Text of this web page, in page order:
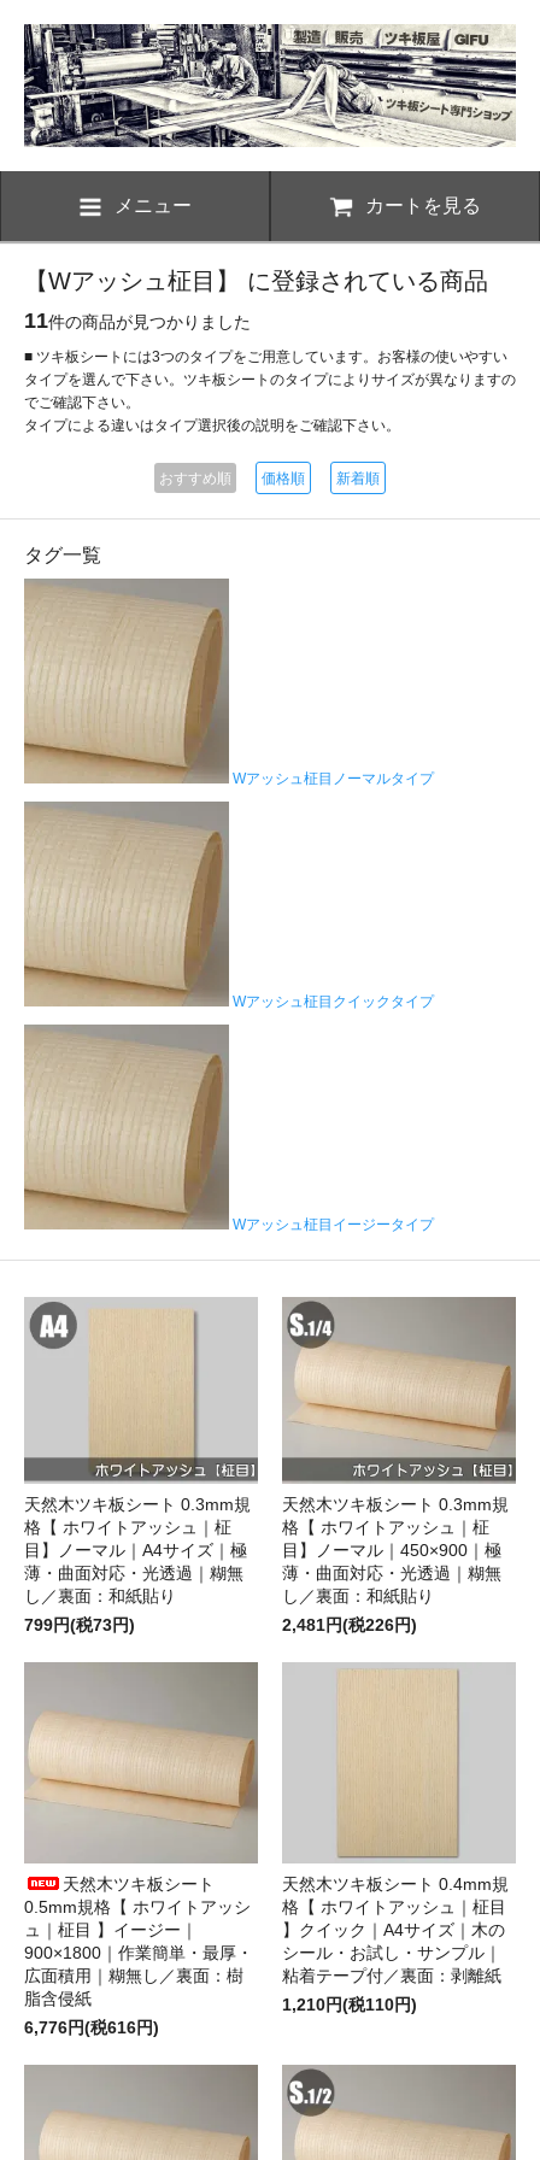
メニュー カートを見る
【Wアッシュ柾目】 に登録されている商品
11件の商品が見つかりました
■ ツキ板シートには3つのタイプをご用意しています。お客様の使いやすい
タイプを選んで下さい。ツキ板シートのタイプによりサイズが異なりますの
でご確認下さい。
タイプによる違いはタイプ選択後の説明をご確認下さい。
おすすめ順 価格順 新着順
タグ一覧
Wアッシュ柾目ノーマルタイプ
Wアッシュ柾目クイックタイプ
Wアッシュ柾目イージータイプ
天然木ツキ板シート 0.3mm規
格【 ホワイトアッシュ｜柾
目】ノーマル｜A4サイズ｜極
薄・曲面対応・光透過｜糊無
し／裏面：和紙貼り
799円(税73円)
天然木ツキ板シート 0.3mm規
格【 ホワイトアッシュ｜柾
目】ノーマル｜450×900｜極
薄・曲面対応・光透過｜糊無
し／裏面：和紙貼り
2,481円(税226円)
天然木ツキ板シート
0.5mm規格【 ホワイトアッシ
ュ｜柾目 】イージー｜
900×1800｜作業簡単・最厚・
広面積用｜糊無し／裏面：樹
脂含侵紙
6,776円(税616円)
天然木ツキ板シート 0.4mm規
格【 ホワイトアッシュ｜柾目
】クイック｜A4サイズ｜木の
シール・お試し・サンプル｜
粘着テープ付／裏面：剥離紙
1,210円(税110円)